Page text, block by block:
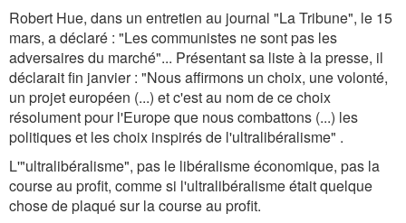
Robert Hue, dans un entretien au journal "La Tribune", le 15
mars, a déclaré : "Les communistes ne sont pas les
adversaires du marché"... Présentant sa liste à la presse, il
déclarait fin janvier : "Nous affirmons un choix, une volonté,
un projet européen (...) et c'est au nom de ce choix
résolument pour l'Europe que nous combattons (...) les
politiques et les choix inspirés de l'ultralibéralisme" .
L'"ultralibéralisme", pas le libéralisme économique, pas la
course au profit, comme si l'ultralibéralisme était quelque
chose de plaqué sur la course au profit.